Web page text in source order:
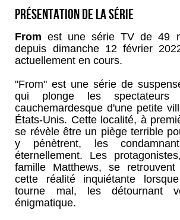
Présentation de la série
From est une série TV de 49
depuis dimanche 12 février
actuellement en cours.
"From" est une série de
qui plonge les spectateurs
cauchemardesque d'une petite
États-Unis. Cette localité, à
se révèle être un piège terrible
y pénètrent, les
éternellement. Les
famille Matthews, se
cette réalité inquiétante
tourne mal, les détournant
énigmatique.